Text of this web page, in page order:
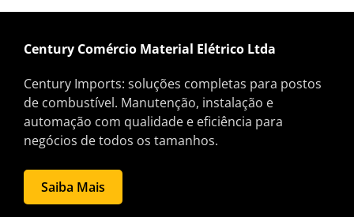
Century Comércio Material Elétrico Ltda
Century Imports: soluções completas para postos
de combustível. Manutenção, instalação e
automação com qualidade e eficiência para
negócios de todos os tamanhos.
Saiba Mais